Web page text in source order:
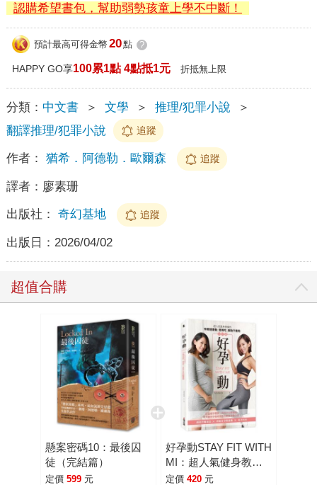
認購希望書包，幫助弱勢孩童上學不中斷！
預計最高可得金幣 20點 ?
HAPPY GO享100累1點 4點抵1元 折抵無上限
分類： 中文書 ＞ 文學 ＞ 推理/犯罪小說
＞
翻譯推理/犯罪小說
追蹤
作者： 猶希．阿德勒．歐爾森 追蹤
譯者： 廖素珊
出版社： 奇幻基地 追蹤
出版日： 2026/04/02
超值合購
懸案密碼10：最後囚
徒（完結篇）
定價 599 元
好孕動STAY FIT WITH
MI：超人氣健身教練
的孕期健康動.營養吃.
定價 420 元